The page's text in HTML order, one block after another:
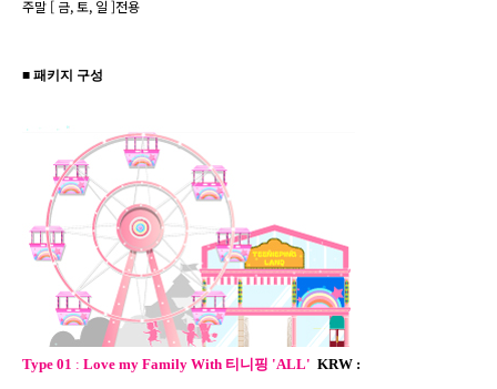
주말 [ 금, 토, 일 ]전용
■ 패키지 구성
Type 01 : Love my Family With 티니핑 'ALL' KRW :